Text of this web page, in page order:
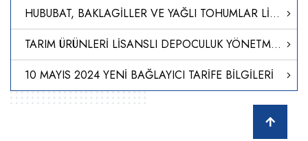
HUBUBAT, BAKLAGİLLER VE YAĞLI TOHUMLAR LİSANSLI DEPO TEBLİĞİNDE DEĞİŞİKLİK YAPILMASINA DAİR TEBLİĞ
TARIM ÜRÜNLERİ LİSANSLI DEPOCULUK YÖNETMELİĞİNDE DEĞİŞİKLİK YAPILMASINA DAİR YÖNETMELİK
10 MAYIS 2024 YENİ BAĞLAYICI TARİFE BİLGİLERİ